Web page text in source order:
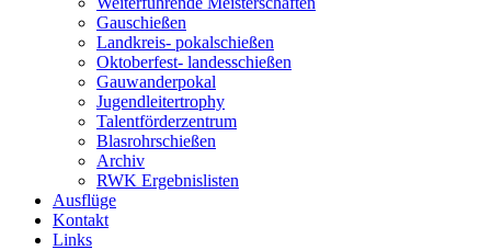
Gauschießen
Landkreis- pokalschießen
Oktoberfest- landesschießen
Gauwanderpokal
Jugendleitertrophy
Talentförderzentrum
Blasrohrschießen
Archiv
RWK Ergebnislisten
Ausflüge
Kontakt
Links